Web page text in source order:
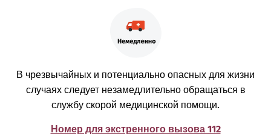
В чрезвычайных и потенциально опасных для жизни
случаях следует незамедлительно обращаться в
службу скорой медицинской помощи.
Номер для экстренного вызова 112